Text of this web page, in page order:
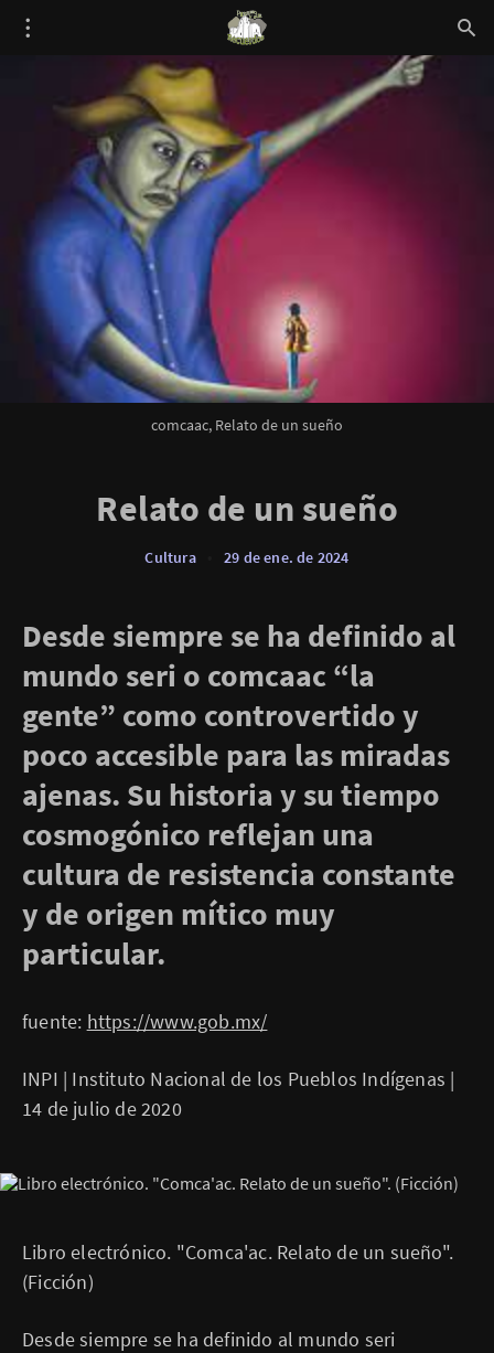
comcaac, Relato de un sueño
Relato de un sueño
Cultura 29 de ene. de 2024
Desde siempre se ha definido al
mundo seri o comcaac “la
gente” como controvertido y
poco accesible para las miradas
ajenas. Su historia y su tiempo
cosmogónico reflejan una
cultura de resistencia constante
y de origen mítico muy
particular.
fuente: https://www.gob.mx/
INPI | Instituto Nacional de los Pueblos Indígenas |
14 de julio de 2020
Libro electrónico. "Comca'ac. Relato de un sueño".
(Ficción)
Desde siempre se ha definido al mundo seri